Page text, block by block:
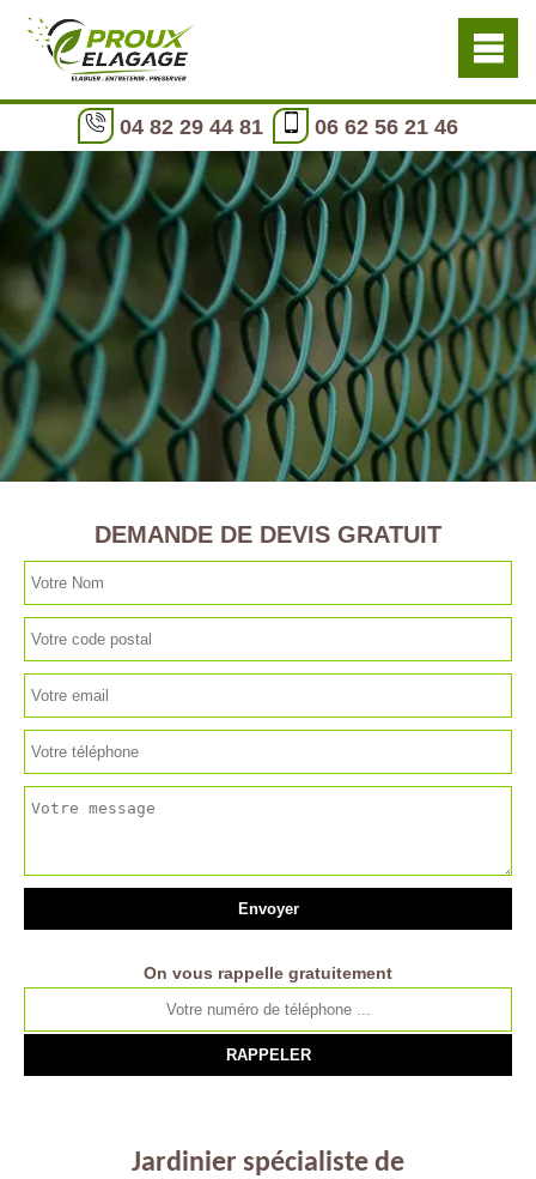
04 82 29 44 81 06 62 56 21 46
DEMANDE DE DEVIS GRATUIT
On vous rappelle gratuitement
Jardinier spécialiste de